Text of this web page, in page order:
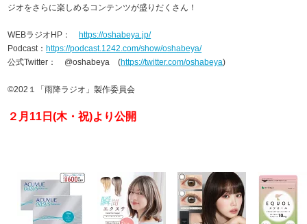
ジオをさらに楽しめるコンテンツが盛りだくさん！
WEBラジオHP： https://oshabeya.jp/
Podcast： https://podcast.1242.com/show/oshabeya/
公式Twitter： @oshabeya (https://twitter.com/oshabeya)
©202１「雨降ラジオ」製作委員会
２月11日(木・祝)より公開